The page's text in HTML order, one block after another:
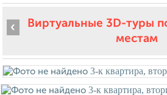
Виртуальные 3D-туры
местам
‹